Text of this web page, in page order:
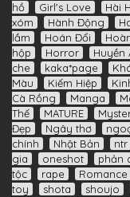
hồ
Girl's Love Hài
xóm
Hành Động
lầm
Hoán Đổi
hộp
Horror Huyền
che
kaka*page
Màu
Kiếm Hiệp
Cà Rồng
Manga
Thế
MATURE
Đẹp
Ngây thơ
chính
Nhật Bản ntr
gia
oneshot phản
tộc
rape Romance
toy
shota shoujo